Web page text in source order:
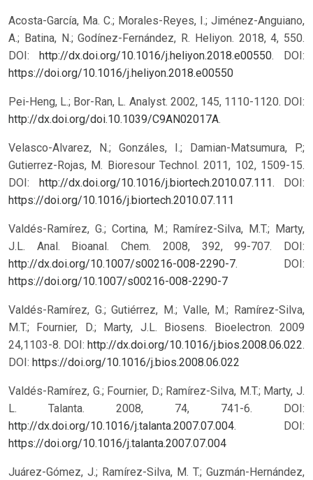
Acosta-García, Ma. C.; Morales-Reyes, I.; Jiménez-Anguiano,
A.; Batina, N.; Godínez-Fernández, R. Heliyon. 2018, 4, 550.
DOI:
http://dx.doi.org/10.1016/j.heliyon.2018.e00550.
DOI:
https://doi.org/10.1016/j.heliyon.2018.e00550
Pei-Heng, L.; Bor-Ran, L. Analyst. 2002, 145, 1110-1120. DOI:
http://dx.doi.org/doi.10.1039/C9AN02017A.
Velasco-Alvarez, N.; Gonzáles, I.; Damian-Matsumura, P.;
Gutierrez-Rojas, M. Bioresour Technol. 2011, 102, 1509-15.
DOI:
http://dx.doi.org/10.1016/j.biortech.2010.07.111.
DOI:
https://doi.org/10.1016/j.biortech.2010.07.111
Valdés-Ramírez, G.; Cortina, M.; Ramírez-Silva, M.T.; Marty,
J.L. Anal. Bioanal. Chem. 2008, 392, 99-707. DOI:
http://dx.doi.org/10.1007/s00216-008-2290-7.
DOI:
https://doi.org/10.1007/s00216-008-2290-7
Valdés-Ramírez, G.; Gutiérrez, M.; Valle, M.; Ramírez-Silva,
M.T.; Fournier, D.; Marty, J.L. Biosens. Bioelectron. 2009
24,1103-8. DOI: http://dx.doi.org/10.1016/j.bios.2008.06.022.
DOI: https://doi.org/10.1016/j.bios.2008.06.022
Valdés-Ramírez, G.; Fournier, D.; Ramírez-Silva, M.T.; Marty, J.
L. Talanta. 2008, 74, 741-6. DOI:
http://dx.doi.org/10.1016/j.talanta.2007.07.004.
DOI:
https://doi.org/10.1016/j.talanta.2007.07.004
Juárez-Gómez, J.; Ramírez-Silva, M. T.; Guzmán-Hernández,